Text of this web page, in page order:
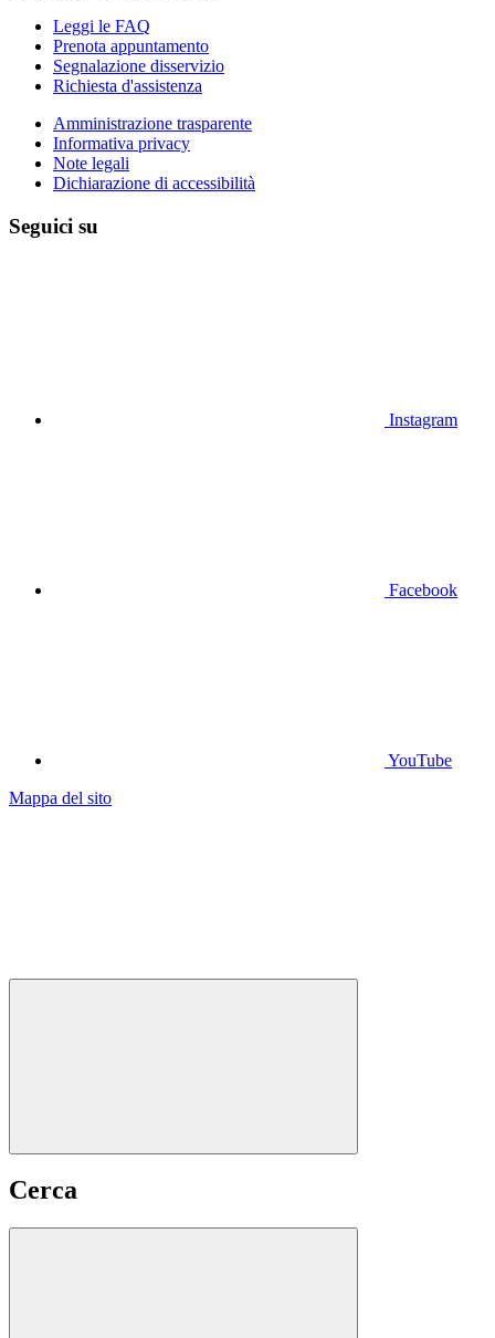
Leggi le FAQ
Prenota appuntamento
Segnalazione disservizio
Richiesta d'assistenza
Amministrazione trasparente
Informativa privacy
Note legali
Dichiarazione di accessibilità
Seguici su
Instagram
Facebook
YouTube
Mappa del sito
Cerca